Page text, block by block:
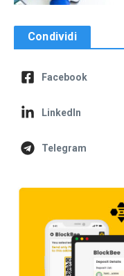
Condividi
Facebook
LinkedIn
Telegram